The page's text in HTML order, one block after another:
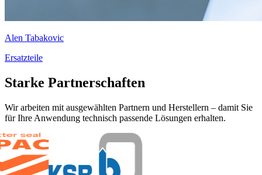
Alen Tabakovic
Ersatzteile
Starke Partnerschaften
Wir arbeiten mit ausgewählten Partnern und Herstellern – damit Sie
für Ihre Anwendung technisch passende Lösungen erhalten.